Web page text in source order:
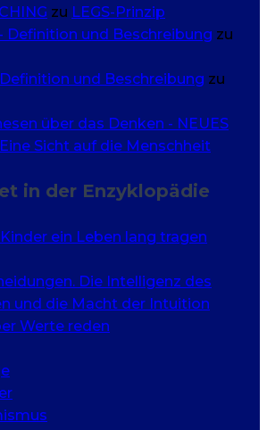
zu LEGS-Prinzip
Definition und Beschreibung zu
und Beschreibung zu
über das Denken - NEUES
Eine Sicht auf die Menschheit
in der Enzyklopädie
ein Leben lang tragen
Die Intelligenz des
und die Macht der Intuition
Werte reden